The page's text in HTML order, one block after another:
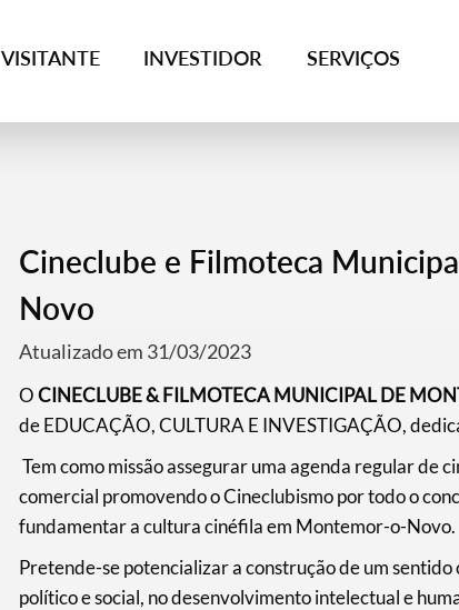
VISITANTE INVESTIDOR SERVIÇOS
Cineclube e Filmoteca
Novo
Atualizado em 31/03/2023
OCINECLUBE & FILMOTECA MUNICIPAL DE
de EDUCAÇÃO, CULTURA E INVESTIGAÇÃO,
Tem como missão assegurar uma agenda regular de
comercial promovendo o Cineclubismo por todo o
fundamentar a cultura cinéfila em Montemor-o-Novo.
Pretende-se potencializar a construção de um
político e social, no desenvolvimento intelectual e